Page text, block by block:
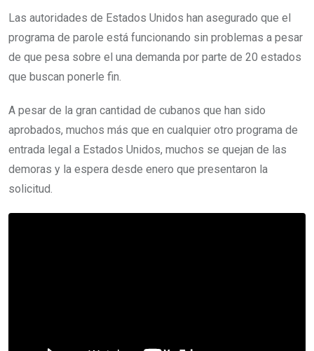
Las autoridades de Estados Unidos han asegurado que el
programa de parole está funcionando sin problemas a pesar
de que pesa sobre el una demanda por parte de 20 estados
que buscan ponerle fin.
A pesar de la gran cantidad de cubanos que han sido
aprobados, muchos más que en cualquier otro programa de
entrada legal a Estados Unidos, muchos se quejan de las
demoras y la espera desde enero que presentaron la
solicitud.